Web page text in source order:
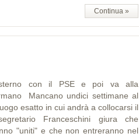
Continua »
con il PSE e poi va alla
Mancano undici settimane al
esatto in cui andrà a collocarsi il
Franceschini giura che
"uniti" e che non entreranno nel